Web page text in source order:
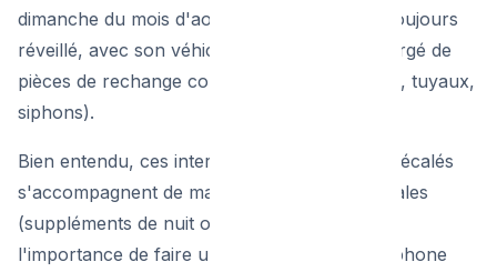
dimanche du mois d'août, un technicien est toujours
réveillé, avec son véhicule d'intervention chargé de
pièces de rechange courantes (vannes, joints, tuyaux,
siphons).
Bien entendu, ces interventions en horaires décalés
s'accompagnent de majorations tarifaires légales
(suppléments de nuit ou de week-end). D'où
l'importance de faire un bilan rapide par téléphone